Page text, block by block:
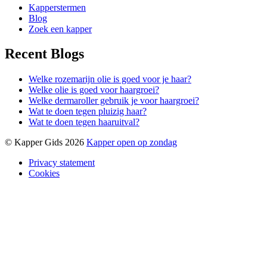
Kapperstermen
Blog
Zoek een kapper
Recent Blogs
Welke rozemarijn olie is goed voor je haar?
Welke olie is goed voor haargroei?
Welke dermaroller gebruik je voor haargroei?
Wat te doen tegen pluizig haar?
Wat te doen tegen haaruitval?
© Kapper Gids 2026 Kapper open op zondag
Privacy statement
Cookies